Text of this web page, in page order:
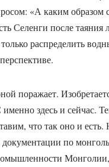
«А каким образом
Селенги после таяния
распределить
поражает.
здесь и сейчас.
что так оно и есть.
по